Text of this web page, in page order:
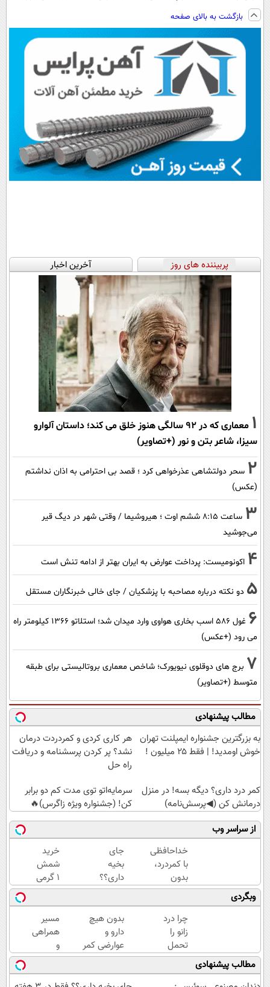
ساخت!!!
رایگان+پرداخت
اقساطی😍
پرداخت قسطی
بازگشت به بالای صفحه
پربیننده های روز آخرین اخبار
1
معماری که در 92 سالگی هنوز خلق می کند؛ داستان آلوارو
سیزا، شاعر بتن و نور (+تصاویر)
2 سحر دولتشاهی عذرخواهی کرد ؛ قصد بی احترامی به اذان نداشتم
(عکس)
3
ساعت ۸:۱۵ ششم اوت ؛ هیروشیما / وقتی شهر در دیگ قیر
می‌جوشید
4 اکونومیست: پرداخت عوارض به ایران بهتر از ادامه تنش است
5 دو نکته درباره مصاحبه با پزشکیان / جای خالی خبرنگاران مستقل
6
غول 586 اسب بخاری هواوی وارد میدان شد؛ استلاتو 1366 کیلومتر راه
می رود (+عکس)
7 برج های دوقلوی نیویورک؛ شاخص معماری بروتالیستی برای طبقه
متوسط (+تصاویر)
مطالب پیشنهادی
به بزرگترین جشنواره ایمپلنت تهران
خوش اومدید! | فقط ۲۵ میلیون !
هر کاری کردی و کمردردت درمان
نشد؟ پر کردن پرسشنامه و دریافت
راه حل
کمر درد داری؟ دیگه بسه! در منزل
درمانش کن (◀پرسش‌نامه)
سرمایه‌اتو توی مدت کم دو برابر
کن! (جشنواره ویژه زاگرس)🔥
از سراسر وب
خداحافظی
با کمردرد،
بدون
قرص و
آمپول
جای
بخیه
داری؟؟
فقط در
3 هفته
ترمیمش
کن!😍
خرید
شمش
1 گرمی
از
طلاسی
وبگردی
چرا درد
زانو را
تحمل
می‌کنی؟
خیلی
بدون هیچ
دارو و
عوارضی کمر
دردت رو
درمان کن!
مسیر
همراهی
و
گزارش
عملکرد
مطالب پیشنهادی